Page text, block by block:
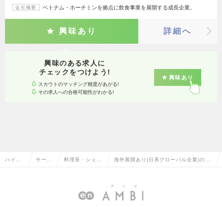
会社概要 ベトナム・ホーチミンを拠点に飲食事業を展開する成長企業。
興味あり 詳細へ
興味のある求人に
チェックをつけよう!
スカウトのマッチング精度があがる!
その求人への合格可能性がわかる!
興味あり
ハイク サービ 料理長・シェ
ニュー開発
海外展開あり(日系グローバル企業)の料
転職・求人情報一覧